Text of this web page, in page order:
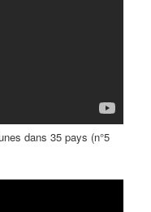
dans 35 pays (n°5